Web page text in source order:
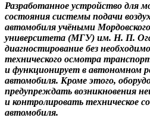
Разработанное устройство для
состояния системы подачи
автомобиля учёными
университета (МГУ) им. Н. П.
диагностирование без
технического осмотра
и функционирует в автономном
автомобиля. Кроме этого,
предупреждать возникновения
и контролировать техническое
автомобиля.